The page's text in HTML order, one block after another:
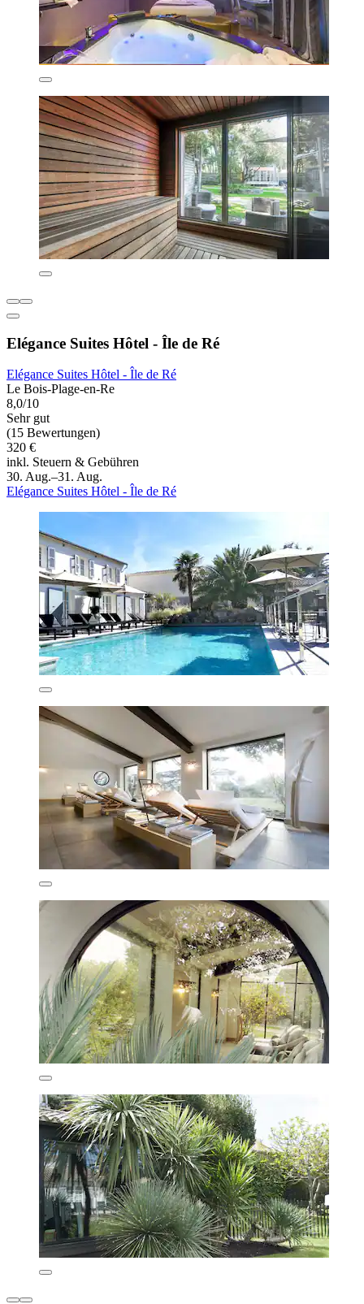
Elégance Suites Hôtel - Île de Ré
Elégance Suites Hôtel - Île de Ré
Le Bois-Plage-en-Re
8,0/10
Sehr gut
(15 Bewertungen)
320 €
inkl. Steuern & Gebühren
30. Aug.–31. Aug.
Elégance Suites Hôtel - Île de Ré